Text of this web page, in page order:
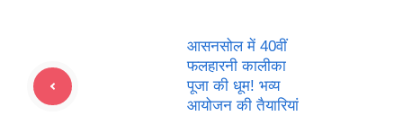
आसनसोल में 40वीं
फलहारनी कालीका
पूजा की धूम! भव्य
आयोजन की तैयारियां